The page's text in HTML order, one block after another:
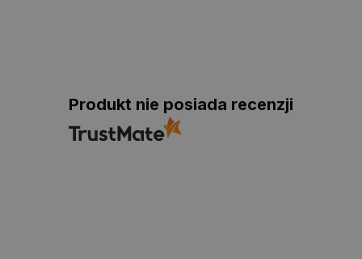
Produkt nie posiada recenzji